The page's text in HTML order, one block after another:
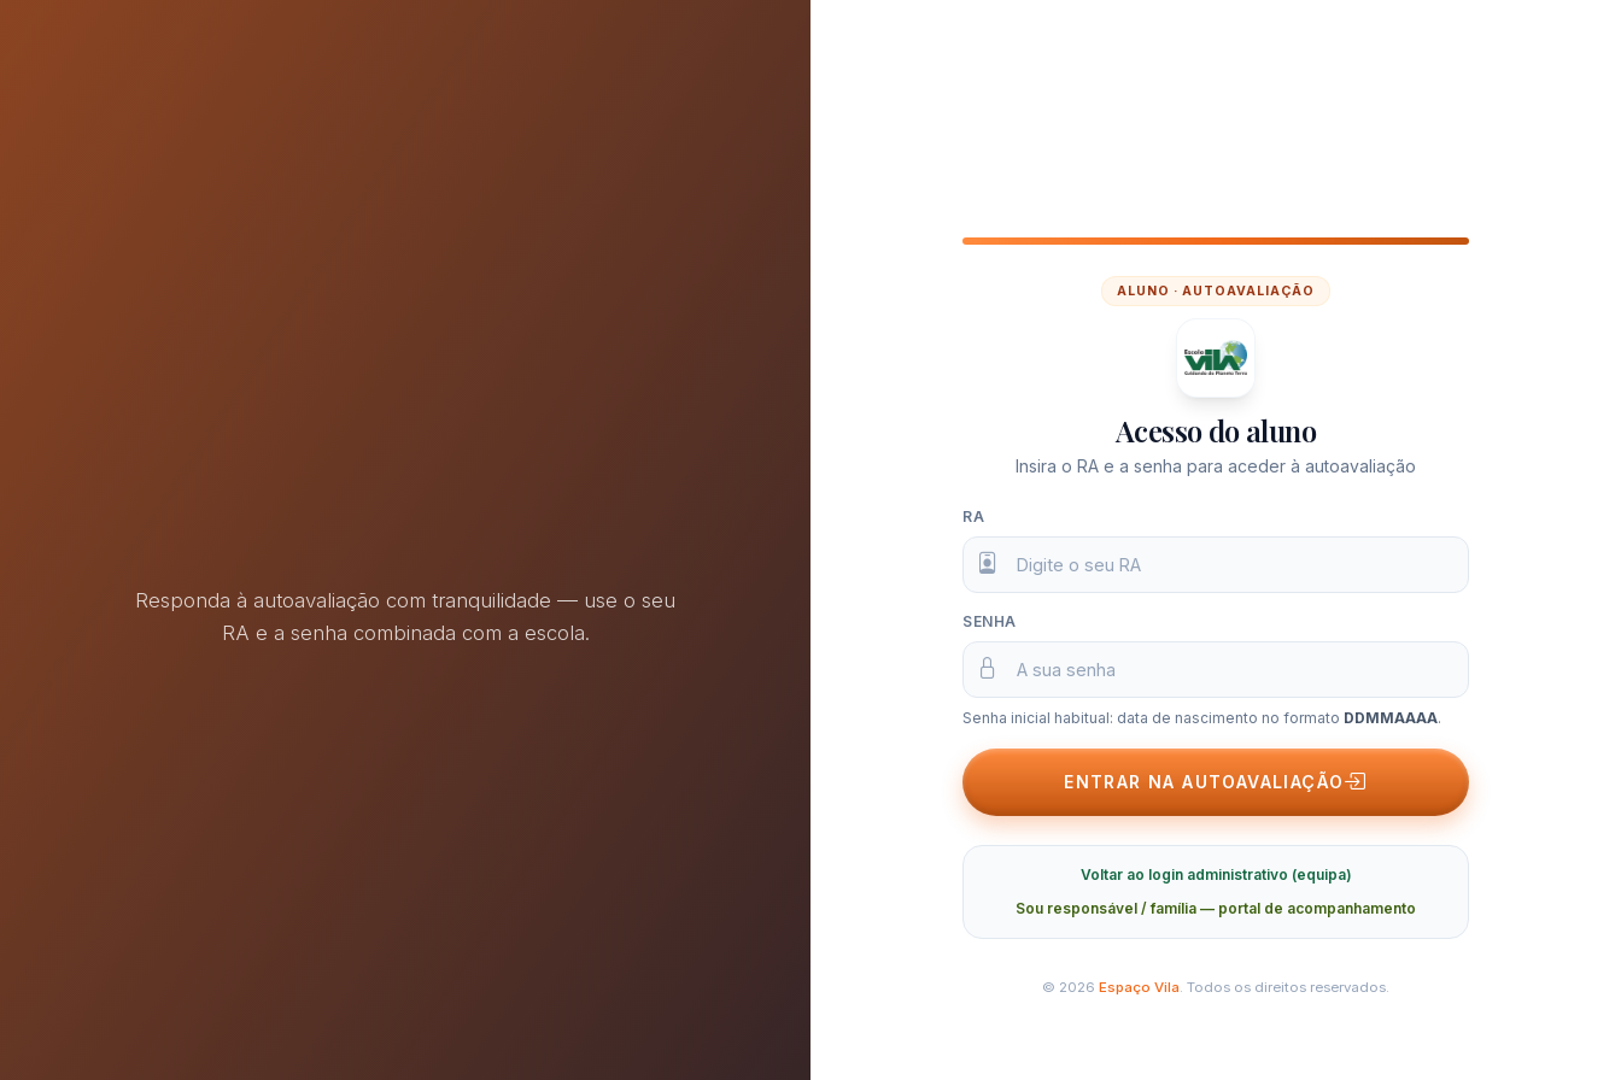
Responda à autoavaliação com tranquilidade — use o seu
RA e a senha combinada com a escola.
ALUNO · AUTOAVALIAÇÃO
Acesso do aluno
Insira o RA e a senha para aceder à autoavaliação
RA
SENHA
Senha inicial habitual: data de nascimento no formato DDMMAAAA.
ENTRAR NA AUTOAVALIAÇÃO
Voltar ao login administrativo (equipa)
Sou responsável / família — portal de acompanhamento
© 2026 Espaço Vila . Todos os direitos reservados.